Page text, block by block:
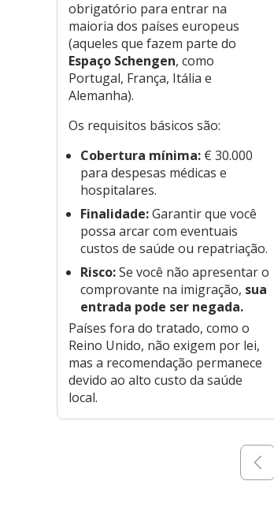
obrigatório para entrar na
maioria dos países europeus
(aqueles que fazem parte do
Espaço Schengen, como
Portugal, França, Itália e
Alemanha).
Os requisitos básicos são:
Cobertura mínima: € 30.000
para despesas médicas e
hospitalares.
Finalidade:Garantir que você
possa arcar com eventuais
custos de saúde ou repatriação.
Risco:Se você não apresentar o
comprovante na imigração, sua
entrada pode ser negada.
Países fora do tratado, como o
Reino Unido, não exigem por lei,
mas a recomendação permanece
devido ao alto custo da saúde
local.